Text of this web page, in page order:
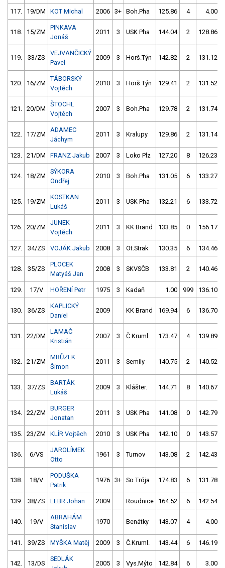
117. 19/DM KOT Michal 2006 3+ Boh.Pha 125.86 4 4.00
118. 15/ZM
PINKAVA
Jonáš
2011 3 USK Pha 144.04 2 128.86
119. 33/ZS
VEJVANČICKÝ
Pavel
2009 3 Horš.Týn 142.82 2 131.12
120. 16/ZM
TÁBORSKÝ
Vojtěch
2010 3 Horš.Týn 129.41 2 131.52
121. 20/DM
ŠTOCHL
Vojtěch
2007 3 Boh.Pha 129.78 2 131.74
122. 17/ZM
ADAMEC
Jáchym
2011 3 Kralupy 129.86 2 131.14
123. 21/DM FRANZ Jakub 2007 3 Loko Plz 127.20 8 126.23
124. 18/ZM
SÝKORA
Ondřej
2010 3 Boh.Pha 131.05 6 133.27
125. 19/ZM
KOSTKAN
Lukáš
2011 3 USK Pha 132.21 6 133.72
126. 20/ZM
JUNEK
Vojtěch
2011 3 KK Brand 133.85 0 156.17
127. 34/ZS VOJÁK Jakub 2008 3 Ot.Strak 130.35 6 134.46
128. 35/ZS
PLOCEK
Matyáš Jan
2008 3 SKVSČB 133.81 2 140.46
129. 17/V HOŘENÍ Petr 1975 3 Kadaň 1.00 999 136.10
130. 36/ZS
KAPLICKÝ
Daniel
2009 KK Brand 169.94 6 136.70
131. 22/DM
LAMAČ
Kristián
2007 3 Č.Kruml. 173.47 4 139.89
132. 21/ZM
MRŮZEK
Šimon
2011 3 Semily 140.75 2 140.52
133. 37/ZS
BARTÁK
Lukáš
2009 3 Klášter. 144.71 8 140.67
134. 22/ZM
BURGER
Jonatan
2011 3 USK Pha 141.08 0 142.79
135. 23/ZM KLÍR Vojtěch 2010 3 USK Pha 142.10 0 143.57
136. 6/VS
JAROLÍMEK
Otto
1961 3 Turnov 143.08 2 142.43
138. 18/V
PODUŠKA
Patrik
1976 3+ So Trója 174.83 6 131.78
139. 38/ZS LEBR Johan 2009 Roudnice 164.52 6 142.54
140. 19/V
ABRAHÁM
Stanislav
1970 Benátky 143.07 4 4.00
141. 39/ZS MYŠKA Matěj 2009 3 Č.Kruml. 143.44 6 146.19
142. 13/DS
SEDLÁK
2005 3 Vys.Mýto 142.84 6 3.00